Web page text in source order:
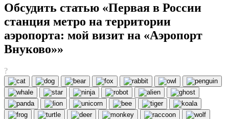
Обсудить статью «Первая в России
станция метро на территории
аэропорта: мой визит на «Аэропорт
Внуково»»
?